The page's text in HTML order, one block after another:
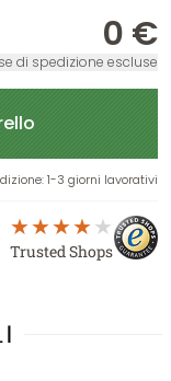
0 €
di spedizione escluse
: 1-3 giorni lavorativi
Trusted Shops